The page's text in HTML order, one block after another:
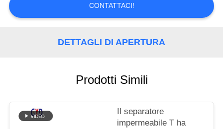
CONTATTACI!
DETTAGLI DI APERTURA
Prodotti Simili
Il separatore
impermeabile T ha